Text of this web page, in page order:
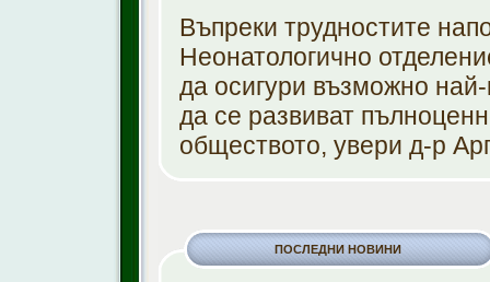
Въпреки трудностите
Неонатологично
да осигури възможно
да се развиват
обществото, увери д-р
ПОСЛЕДНИ НОВИНИ